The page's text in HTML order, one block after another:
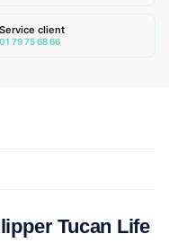
Service client
01 79 75 68 66
Tucan Life